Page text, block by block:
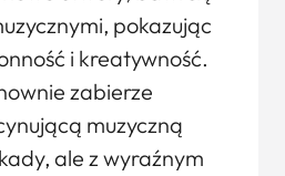
pokazując
i kreatywność.
zabierze
muzyczną
ale z wyraźnym